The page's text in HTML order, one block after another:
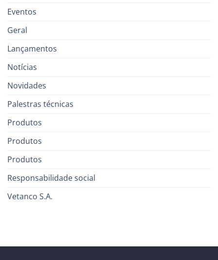
Eventos
Geral
Lançamentos
Notícias
Novidades
Palestras técnicas
Produtos
Produtos
Produtos
Responsabilidade social
Vetanco S.A.